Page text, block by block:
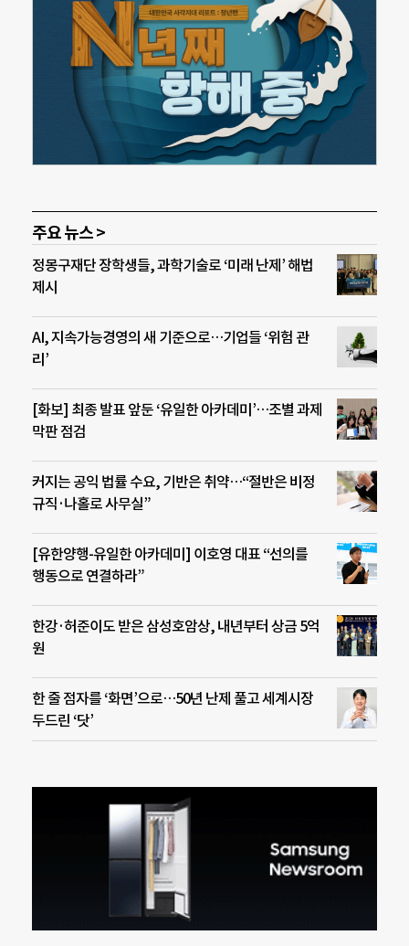
주요 뉴스 >
정몽구재단 장학생들, 과학기술로 ‘미래 난제’ 해법
제시
AI, 지속가능경영의 새 기준으로…기업들 ‘위험 관
리’
[화보] 최종 발표 앞둔 ‘유일한 아카데미’…조별 과제
막판 점검
커지는 공익 법률 수요, 기반은 취약…“절반은 비정
규직·나홀로 사무실”
[유한양행-유일한 아카데미] 이호영 대표 “선의를
행동으로 연결하라”
한강·허준이도 받은 삼성호암상, 내년부터 상금 5억
원
한 줄 점자를 ‘화면’으로…50년 난제 풀고 세계시장
두드린 ‘닷’